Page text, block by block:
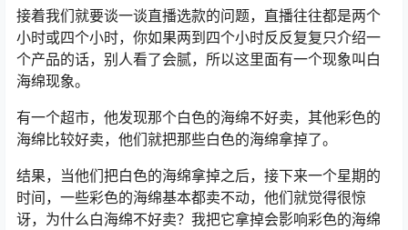
接着我们就要谈一谈直播选款的问题，直播往往都是两个
小时或四个小时，你如果两到四个小时反反复复只介绍一
个产品的话，别人看了会腻，所以这里面有一个现象叫白
海绵现象。
有一个超市，他发现那个白色的海绵不好卖，其他彩色的
海绵比较好卖，他们就把那些白色的海绵拿掉了。
结果，当他们把白色的海绵拿掉之后，接下来一个星期的
时间，一些彩色的海绵基本都卖不动，他们就觉得很惊
讶，为什么白海绵不好卖？我把它拿掉会影响彩色的海绵